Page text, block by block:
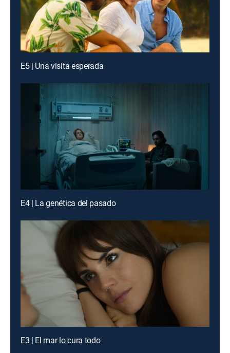
E5 | Una visita esperada
E4 | La genética del pasado
E3 | El mar lo cura todo